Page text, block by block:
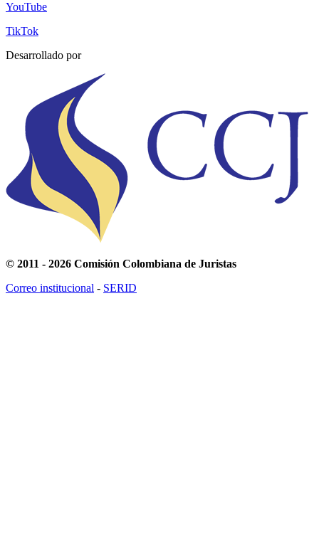
YouTube
TikTok
Desarrollado por
© 2011 - 2026 Comisión Colombiana de Juristas
Correo institucional - SERID